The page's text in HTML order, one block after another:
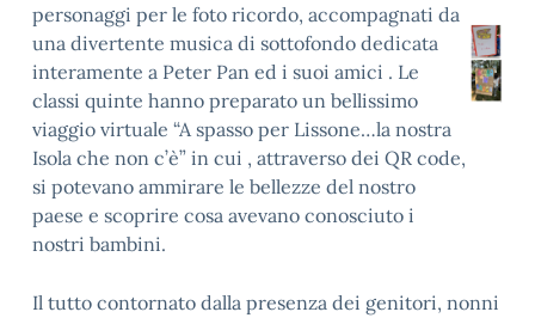
personaggi per le foto ricordo, accompagnati da
una divertente musica di sottofondo dedicata
interamente a Peter Pan ed i suoi amici . Le
classi quinte hanno preparato un bellissimo
viaggio virtuale “A spasso per Lissone…la nostra
Isola che non c’è” in cui , attraverso dei QR code,
si potevano ammirare le bellezze del nostro
paese e scoprire cosa avevano conosciuto i
nostri bambini.
Il tutto contornato dalla presenza dei genitori, nonni